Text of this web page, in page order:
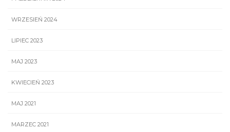
WRZESIEŃ 2024
LIPIEC 2023
MAJ 2023
KWIECIEŃ 2023
MAJ 2021
MARZEC 2021